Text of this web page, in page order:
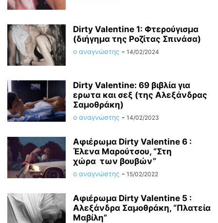
Dirty Valentine 1: Φτερούγισμα
(διήγημα της Ροζίτας Σπινάσα)
ο αναγνώστης - 14/02/2024
Dirty Valentine: 69 βιβλία για
ερωτα και σεξ (της Αλεξάνδρας
Σαμοθράκη)
ο αναγνώστης - 14/02/2023
Αφιέρωμα Dirty Valentine 6 :
Έλενα Μαρούτσου, “Στη
χώρα των βουβών”
ο αναγνώστης - 15/02/2022
Αφιέρωμα Dirty Valentine 5 :
Αλεξάνδρα Σαμοθράκη, “Πλατεία
Μαβίλη”